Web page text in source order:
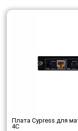
Плата Cypress для
4C